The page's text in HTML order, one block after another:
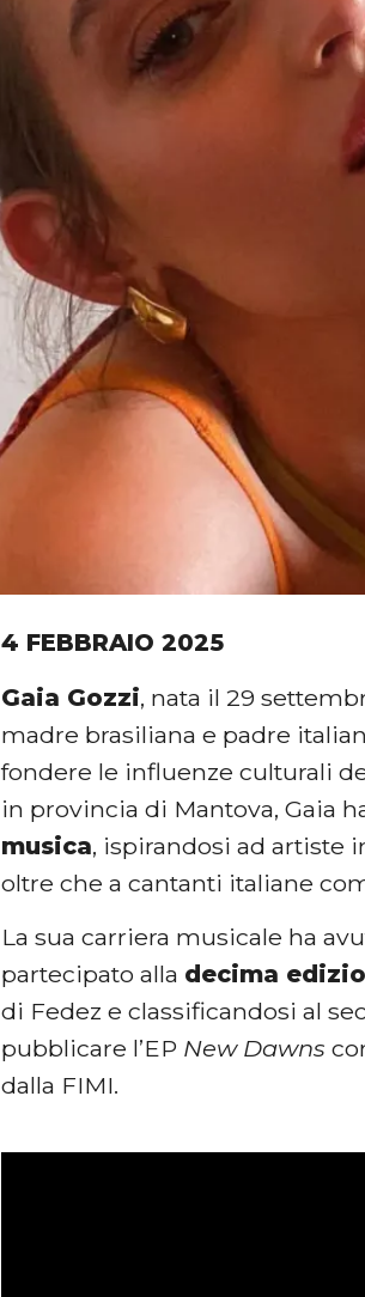
4 FEBBRAIO 2025
Gaia Gozzi, nata il 29
madre brasiliana e padre
fondere le influenze culturali
in provincia di Mantova, Gaia
musica, ispirandosi ad artiste
oltre che a cantanti italiane
La sua carriera musicale ha
partecipato alla decima
di Fedez e classificandosi al
pubblicare l’EP New Dawns
dalla FIMI.